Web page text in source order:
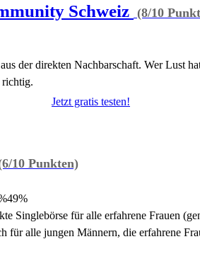
Schweiz (8/10
der direkten Nachbarschaft. Wer Lust
Jetzt gratis testen!
10 Punkten)
49%
Singlebörse für alle erfahrene Frauen
für alle jungen Männern, die erfahrene